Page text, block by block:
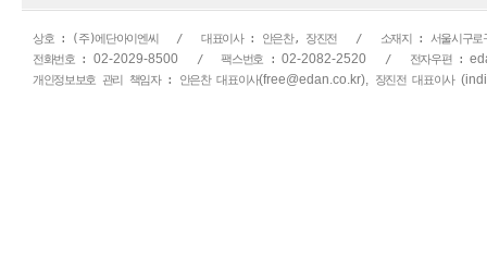
상호 : (주)에단아이엔씨   /   대표이사 : 안은찬, 장진전   /   소재지 : 서울시구로
전화번호 : 02-2029-8500
   /   팩스번호 :
02-2082-2520
   /   전자우편 :
개인정보보호 관리 책임자 : 안은찬 대표이사(free@edan.co.kr), 장진전 대표이사